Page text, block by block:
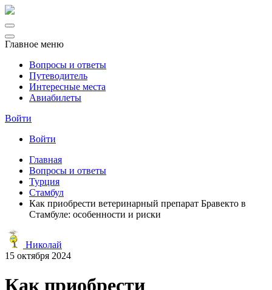
Главное меню
Вопросы и ответы
Путеводитель
Интересные места
Авиабилеты
Войти
Войти
Главная
Вопросы и ответы
Турция
Стамбул
Как приобрести ветеринарный препарат Бравекто в
Стамбуле: особенности и риски
Николай
15 октября 2024
Как приобрести